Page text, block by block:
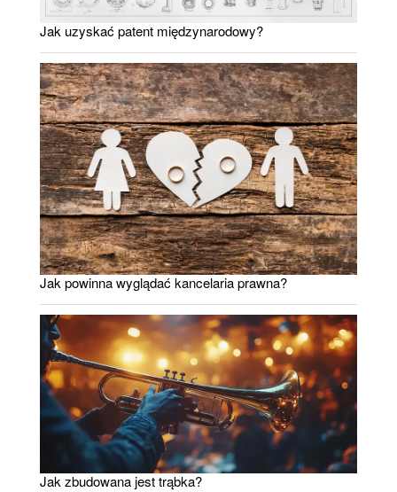
Jak uzyskać patent międzynarodowy?
Jak powinna wyglądać kancelaria prawna?
Jak zbudowana jest trąbka?